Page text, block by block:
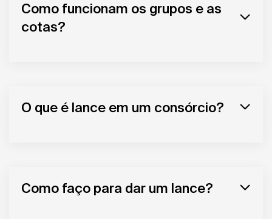
Como funcionam os grupos e as
cotas?
O que é lance em um consórcio?
Como faço para dar um lance?